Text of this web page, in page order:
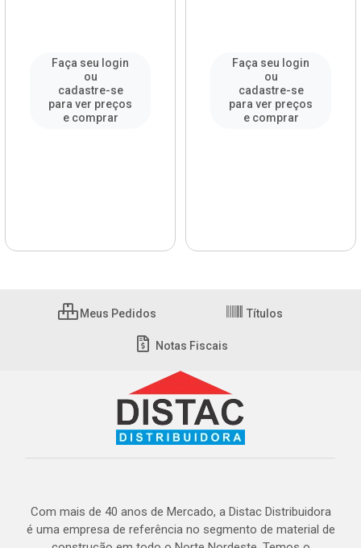
Faça seu login
ou
cadastre-se
para ver preços
e comprar
Faça seu login
ou
cadastre-se
para ver preços
e comprar
Meus Pedidos Títulos
Notas Fiscais
Com mais de 40 anos de Mercado, a Distac Distribuidora
é uma empresa de referência no segmento de material de